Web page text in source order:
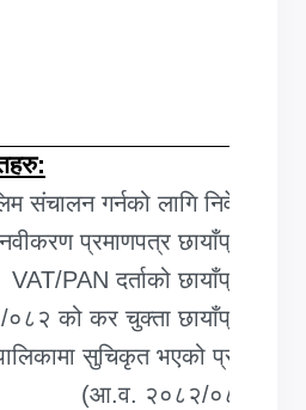
संचालन गर्नको लागि निवेदन,
प्रमाणपत्र छायाँप्रति,
VAT/PAN दर्ताको छायाँप्रति,
को कर चुक्ता छायाँप्रति,
सुचिकृत भएको प्रमाण
(आ.व. २०८२/०८३)